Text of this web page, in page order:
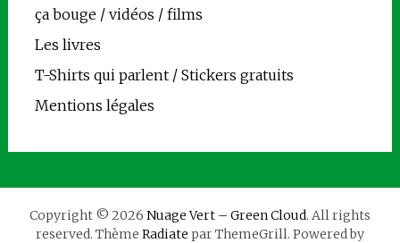
ça bouge / vidéos / films
Les livres
T-Shirts qui parlent / Stickers gratuits
Mentions légales
Copyright © 2026 Nuage Vert – Green Cloud. All rights
reserved. Thème Radiate par ThemeGrill. Powered by